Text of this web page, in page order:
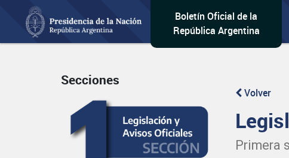
Boletín Oficial de la
República Argentina
Secciones
Volver
Primera